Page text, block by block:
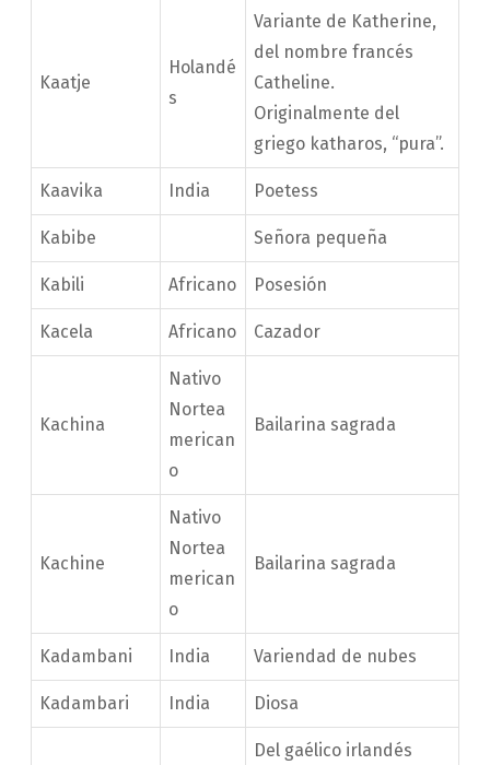
Kaatje
Holandé
s
Variante de Katherine,
del nombre francés
Catheline.
Originalmente del
griego katharos, “pura”.
Kaavika India Poetess
Kabibe Señora pequeña
Kabili Africano Posesión
Kacela Africano Cazador
Kachina
Nativo
Nortea
merican
o
Bailarina sagrada
Kachine
Nativo
Nortea
merican
o
Bailarina sagrada
Kadambani India Variendad de nubes
Kadambari India Diosa
Del gaélico irlandés